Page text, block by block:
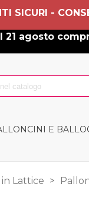
SICURI -
al 21 agosto
E
Lattice >